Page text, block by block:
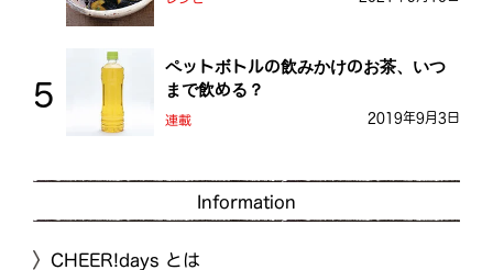
ペットボトルの飲みかけのお茶、いつ
まで飲める？
連載 2019年9月3日
Information
CHEER!days とは